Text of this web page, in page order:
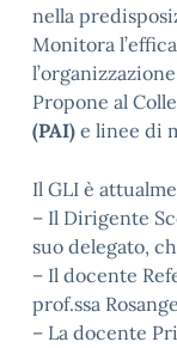
nella
Monitora
Propone al
(PAI) e linee di
Il GLI è
– Il Dirigente
suo delegato,
– Il docente
prof.ssa
– La docente